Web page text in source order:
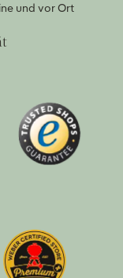
und vor Ort